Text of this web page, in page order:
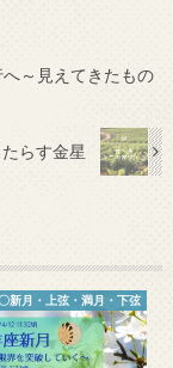
～見えてきたもの
らす金星
新月・上弦・満月・下弦